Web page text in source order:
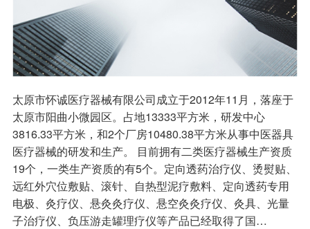
太原市怀诚医疗器械有限公司成立于2012年11月，落座于
太原市阳曲小微园区。占地13333平方米，研发中心
3816.33平方米，和2个厂房10480.38平方米从事中医器具
医疗器械的研发和生产。 目前拥有二类医疗器械生产资质
19个，一类生产资质的有5个。定向透药治疗仪、烫熨贴、
远红外穴位敷贴、滚针、自热型泥疗敷料、定向透药专用
电极、灸疗仪、悬灸灸疗仪、悬空灸灸疗仪、灸具、光量
子治疗仪、负压游走罐理疗仪等产品已经取得了国…